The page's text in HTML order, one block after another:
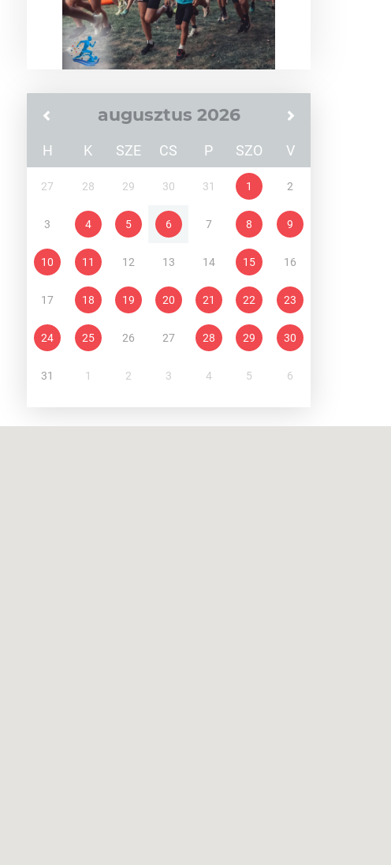
augusztus 2026
H K SZE CS P SZO V
27 28 29 30 31 1 2
3 4 5 6 7 8 9
10 11 12 13 14 15 16
17 18 19 20 21 22 23
24 25 26 27 28 29 30
31 1 2 3 4 5 6